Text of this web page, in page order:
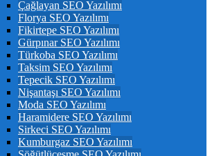
Çağlayan SEO Yazılımı
Florya SEO Yazılımı
Fikirtepe SEO Yazılımı
Gürpınar SEO Yazılımı
Türkoba SEO Yazılımı
Taksim SEO Yazılımı
Tepecik SEO Yazılımı
Nişantaşı SEO Yazılımı
Moda SEO Yazılımı
Haramidere SEO Yazılımı
Sirkeci SEO Yazılımı
Kumburgaz SEO Yazılımı